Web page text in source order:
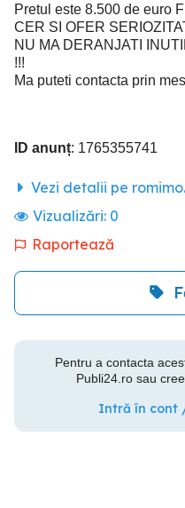
Pretul este 8.500 de euro
CER SI OFER
NU MA DERANJATI
!!!
Ma puteti contacta prin
ID anunț: 1765355741
Vezi detalii pe
Vizualizări: 0
Raportează
Pentru a contacta
Publi24.ro sau
Intră în cont